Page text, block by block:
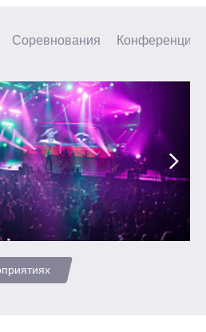
Соревнования Конференции